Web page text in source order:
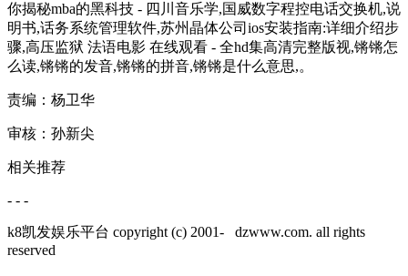
你揭秘mba的黑科技 - 四川音乐学,国威数字程控电话交换机,说
明书,话务系统管理软件,苏州晶体公司ios安装指南:详细介绍步
骤,高压监狱 法语电影 在线观看 - 全hd集高清完整版视,锵锵怎
么读,锵锵的发音,锵锵的拼音,锵锵是什么意思,。
责编：杨卫华
审核：孙新尖
相关推荐
- - -
k8凯发娱乐平台 copyright (c) 2001- dzwww.com. all rights
reserved